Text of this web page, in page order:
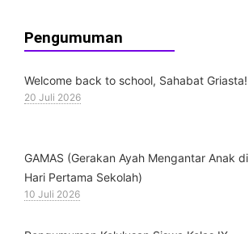
Pengumuman
Welcome back to school, Sahabat Griasta!
20 Juli 2026
GAMAS (Gerakan Ayah Mengantar Anak di
Hari Pertama Sekolah)
10 Juli 2026